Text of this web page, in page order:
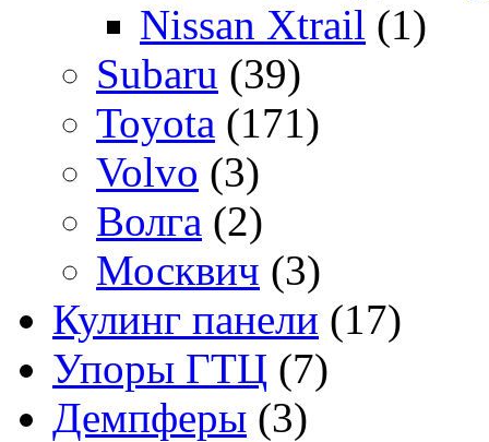
Nissan Xtrail (1)
Subaru (39)
Toyota (171)
Volvo (3)
Волга (2)
Москвич (3)
Кулинг панели (17)
Упоры ГТЦ (7)
Демпферы (3)